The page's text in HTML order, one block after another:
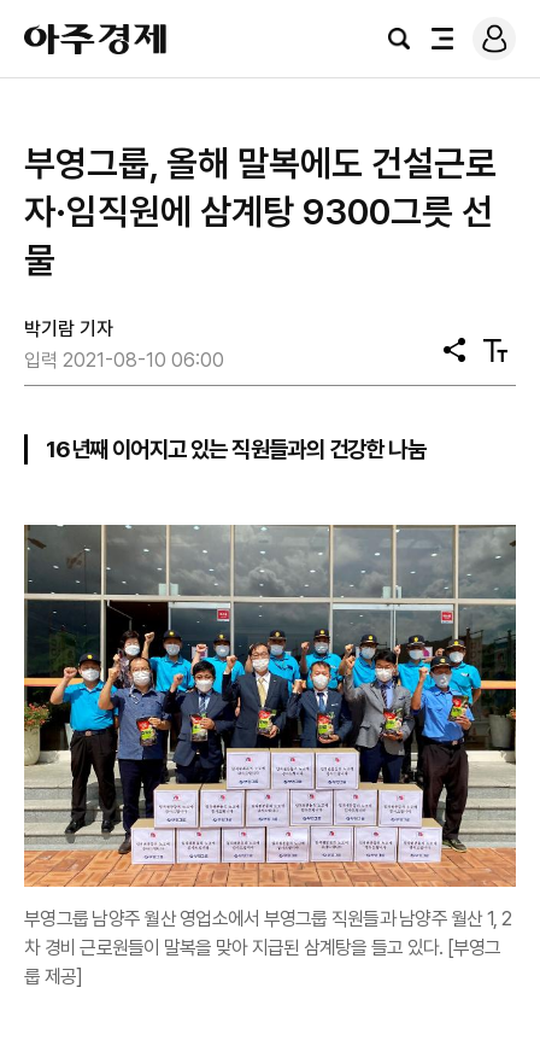
아
주
경
검
전
로
그
부영그룹, 올해 말복에도 건설근로
자·임직원에 삼계탕 9300그릇 선
물
박기람 기자
입력 2021-08-10 06:00
공
유
텍
스
16년째 이어지고 있는 직원들과의 건강한 나눔
부영그룹 남양주 월산 영업소에서 부영그룹 직원들과 남양주 월산 1, 2
차 경비 근로원들이 말복을 맞아 지급된 삼계탕을 들고 있다. [부영그
룹 제공]